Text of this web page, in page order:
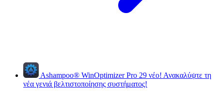
Ashampoo® WinOptimizer Pro 29 νέο! Ανακαλύψτε τη
νέα γενιά βελτιστοποίησης συστήματος!